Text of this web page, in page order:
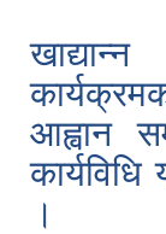
आह्वान
।